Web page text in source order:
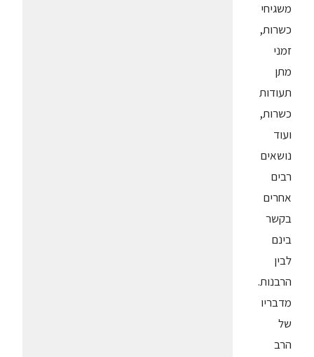
משגיחי
כשרות,
זמני
מתן
תעודות
כשרות,
ועוד
נושאים
רבים
אחרים
בקשר
בינם
לבין
הרבנות.
מדבריו
של
הרב